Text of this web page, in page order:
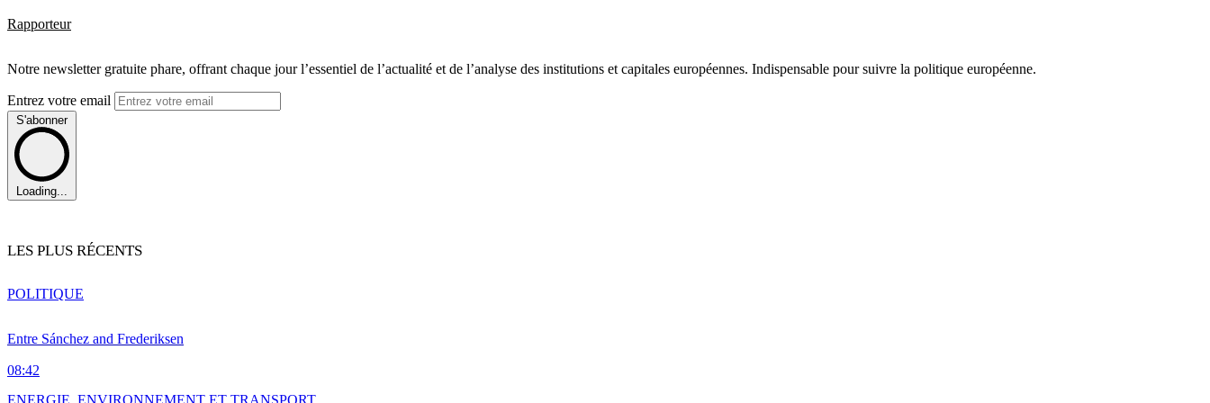
Rapporteur
Notre newsletter gratuite phare, offrant chaque jour l’essentiel de l’actualité et de l’analyse des institutions et capitales européennes. Indispensable pour suivre la politique européenne.
Entrez votre email
S'abonner
Loading...
LES PLUS RÉCENTS
Entre Sánchez and Frederiksen
08:42
POLITIQUE